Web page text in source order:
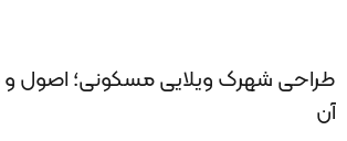
طراحی شهرک ویلایی مسکونی؛ اصول
آن